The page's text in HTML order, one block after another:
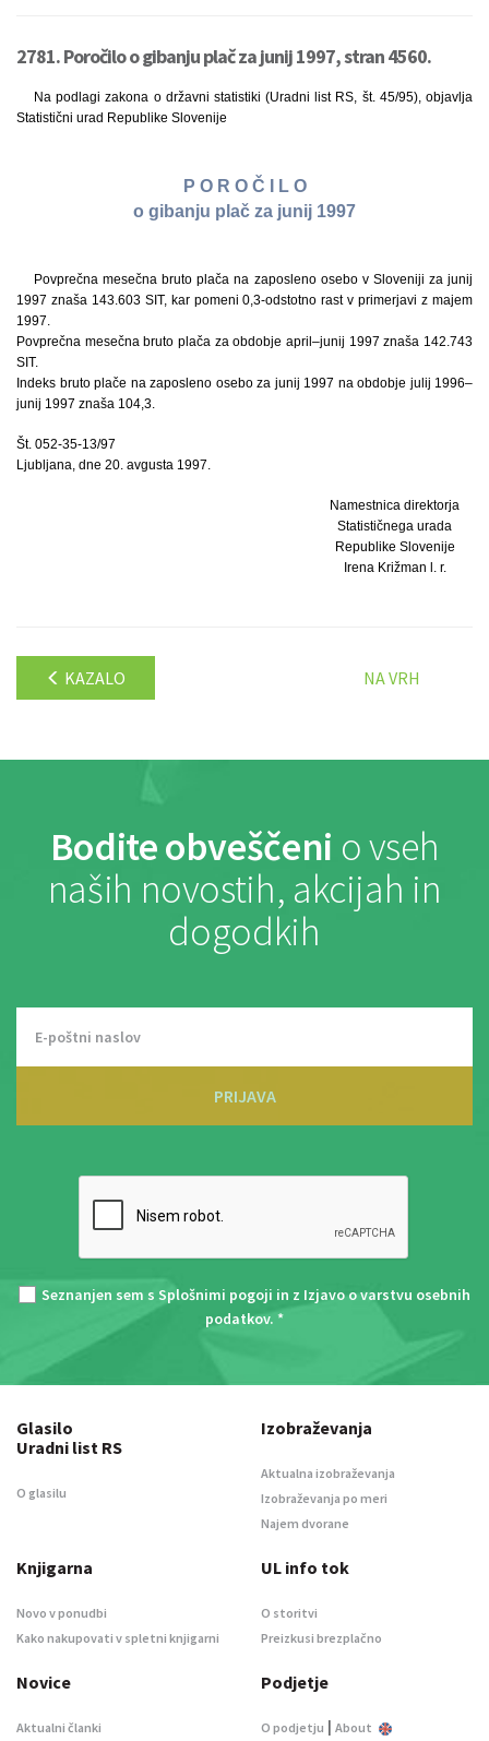
2781. Poročilo o gibanju plač za junij 1997, stran 4560.
Na podlagi zakona o državni statistiki (Uradni list RS, št. 45/95), objavlja
Statistični urad Republike Slovenije
P O R O Č I L O
o gibanju plač za junij 1997
Povprečna mesečna bruto plača na zaposleno osebo v Sloveniji za junij
1997 znaša 143.603 SIT, kar pomeni 0,3-odstotno rast v primerjavi z majem
1997.
Povprečna mesečna bruto plača za obdobje april–junij 1997 znaša 142.743
SIT.
Indeks bruto plače na zaposleno osebo za junij 1997 na obdobje julij 1996–
junij 1997 znaša 104,3.
Št. 052-35-13/97
Ljubljana, dne 20. avgusta 1997.
Namestnica direktorja
Statističnega urada
Republike Slovenije
Irena Križman l. r.
KAZALO NA VRH
Bodite obveščeni o vseh
naših novostih, akcijah in
dogodkih
PRIJAVA
Seznanjen sem s Splošnimi pogoji in z Izjavo o varstvu osebnih
podatkov. *
Glasilo
Uradni list RS
O glasilu
Izobraževanja
Aktualna izobraževanja
Izobraževanja po meri
Najem dvorane
Knjigarna
Novo v ponudbi
Kako nakupovati v spletni knjigarni
UL info tok
O storitvi
Preizkusi brezplačno
Novice
Aktualni članki
Podjetje
O podjetju | About